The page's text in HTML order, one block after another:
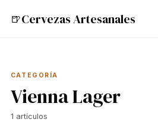
🍺Cervezas Artesanales
CATEGORÍA
Vienna Lager
1 artículos